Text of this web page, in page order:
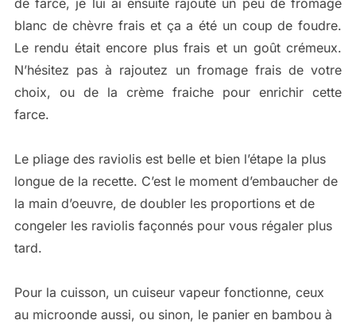
de farce, je lui ai ensuite rajouté un peu de fromage
blanc de chèvre frais et ça a été un coup de foudre.
Le rendu était encore plus frais et un goût crémeux.
N’hésitez pas à rajoutez un fromage frais de votre
choix, ou de la crème fraiche pour enrichir cette
farce.
Le pliage des raviolis est belle et bien l’étape la plus
longue de la recette. C’est le moment d’embaucher de
la main d’oeuvre, de doubler les proportions et de
congeler les raviolis façonnés pour vous régaler plus
tard.
Pour la cuisson, un cuiseur vapeur fonctionne, ceux
au microonde aussi, ou sinon, le panier en bambou à